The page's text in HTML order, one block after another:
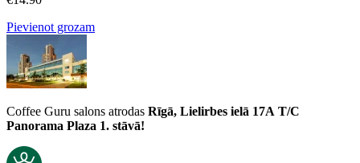
Pievienot grozam
Coffee Guru salons atrodas Rīgā, Lielirbes ielā 17A T/C
Panorama Plaza 1. stāvā!